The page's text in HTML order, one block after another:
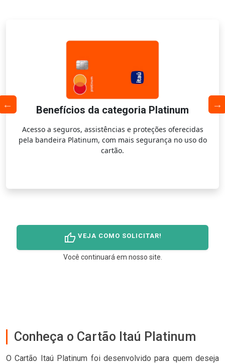
Benefícios da categoria Platinum
Acesso a seguros, assistências e proteções oferecidas
pela bandeira Platinum, com mais segurança no uso do
cartão.
thumb_up VEJA COMO SOLICITAR!
Você continuará em nosso site.
Conheça o Cartão Itaú Platinum
O Cartão Itaú Platinum foi desenvolvido para quem deseja